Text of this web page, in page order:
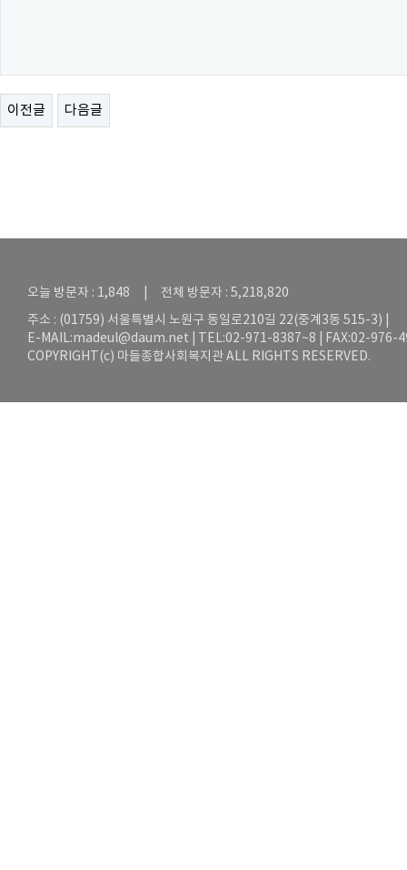
이전글 다음글
오늘 방문자 : 1,848 | 전체 방문자 : 5,218,820
주소 : (01759) 서울특별시 노원구 동일로210길 22(중계3동 515-3) |
E-MAIL:madeul@daum.net | TEL:02-971-8387~8 | FAX:02-976-
COPYRIGHT(c) 마들종합사회복지관 ALL RIGHTS RESERVED.